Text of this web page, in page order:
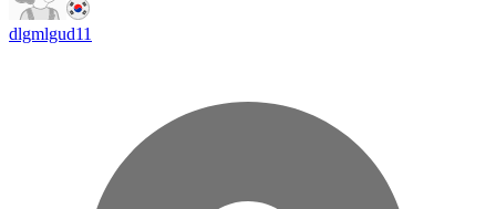
dlgmlgud11